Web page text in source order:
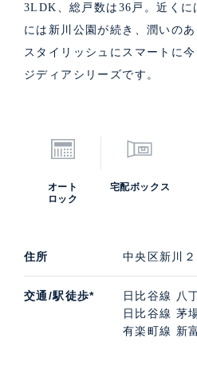
3LDK、総戸数は36戸。近くに
には新川公園が続き、潤いの
スタイリッシュにスマートに
ジディアシリーズです。
オート
ロック
宅配ボックス
住所 中央区新川２
交通/駅徒歩*
日比谷線 八
日比谷線 茅
有楽町線 新